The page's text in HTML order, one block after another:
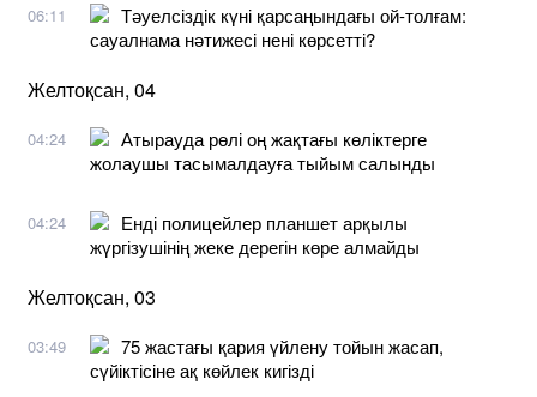
06:11
Тәуелсіздік күні қарсаңындағы ой-толғам:
сауалнама нәтижесі нені көрсетті?
Желтоқсан, 04
04:24
Атырауда рөлі оң жақтағы көліктерге
жолаушы тасымалдауға тыйым салынды
04:24
Енді полицейлер планшет арқылы
жүргізушінің жеке дерегін көре алмайды
Желтоқсан, 03
03:49
75 жастағы қария үйлену тойын жасап,
сүйіктісіне ақ көйлек кигізді